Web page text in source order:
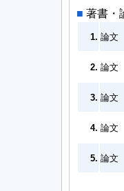
■ 著書・
1. 論文
2. 論文
3. 論文
4. 論文
5. 論文